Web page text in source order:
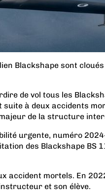
Blackshape sont
de vol tous les
suite à deux accidents
de la structure
urgente, numéro
des Blackshape BS
accident mortels. En
et son élève.